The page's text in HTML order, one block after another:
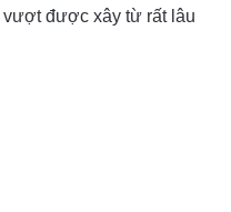
được xây từ rất lâu